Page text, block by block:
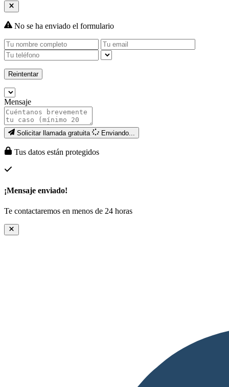
No se ha enviado el formulario
Reintentar
Mensaje
Solicitar llamada gratuita Enviando...
Tus datos están protegidos
¡Mensaje enviado!
Te contactaremos en menos de 24 horas